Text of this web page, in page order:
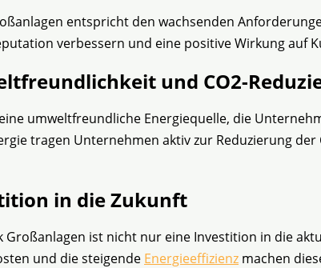
entspricht den wachsenden
verbessern und eine positive Wirkung auf
und CO2-
umweltfreundliche Energiequelle, die
tragen Unternehmen aktiv zur Reduzierung
in die Zukunft
ist nicht nur eine Investition in die
und die steigende Energieeffizienz machen